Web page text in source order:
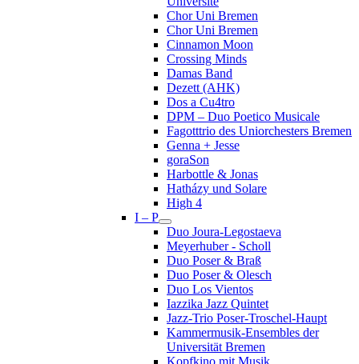
Chor Uni Bremen
Chor Uni Bremen
Cinnamon Moon
Crossing Minds
Damas Band
Dezett (AHK)
Dos a Cu4tro
DPM – Duo Poetico Musicale
Fagotttrio des Uniorchesters Bremen
Genna + Jesse
goraSon
Harbottle & Jonas
Hatházy und Solare
High 4
I – P
Duo Joura-Legostaeva
Meyerhuber - Scholl
Duo Poser & Braß
Duo Poser & Olesch
Duo Los Vientos
Iazzika Jazz Quintet
Jazz-Trio Poser-Troschel-Haupt
Kammermusik-Ensembles der
Universität Bremen
Kopfkino mit Musik